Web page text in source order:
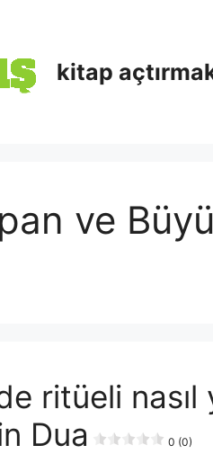
kitap
ve
ritüeli nasıl
Dua
0 (0)